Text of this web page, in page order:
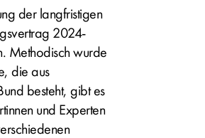
der langfristigen
2024-
Methodisch wurde
die aus
besteht, gibt es
und Experten